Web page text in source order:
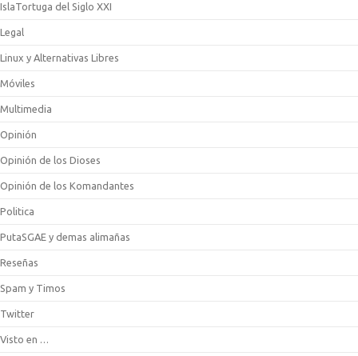
IslaTortuga del Siglo XXI
Legal
Linux y Alternativas Libres
Móviles
Multimedia
Opinión
Opinión de los Dioses
Opinión de los Komandantes
Politica
PutaSGAE y demas alimañas
Reseñas
Spam y Timos
Twitter
Visto en …